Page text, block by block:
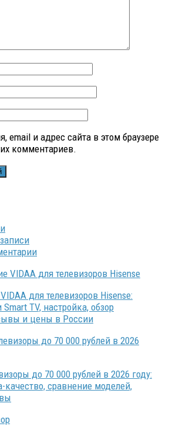
email и адрес сайта в этом браузере
комментариев.
для телевизоров Hisense:
TV, настройка, обзор
и цены в России
до 70 000 рублей в 2026 году:
качество, сравнение моделей,